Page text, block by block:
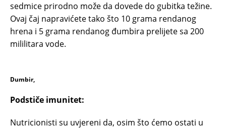
sedmice prirodno može da dovede do gubitka težine.
Ovaj čaj napravićete tako što 10 grama rendanog
hrena i 5 grama rendanog đumbira prelijete sa 200
mililitara vode.
Dumbir,
Podstiče imunitet:
Nutricionisti su uvjereni da, osim što ćemo ostati u